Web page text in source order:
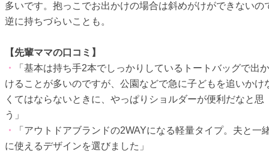
多いです。抱っこでお出かけの場合は斜めがけができないの
逆に持ちづらいことも。
【先輩ママの口コミ】
・
「基本は持ち手2本でしっかりしているトートバッグで出か
けることが多いのですが、公園などで急に子どもを追いかけ
くてはならないときに、やっぱりショルダーが便利だなと思
う」
・
「アウトドアブランドの2WAYになる軽量タイプ。夫と一
に使えるデザインを選びました」